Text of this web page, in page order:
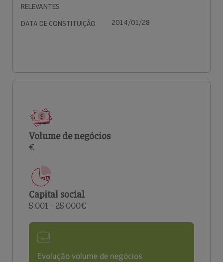
RELEVANTES
DATA DE CONSTITUIÇÃO 2014/01/28
Volume de negócios
€
Capital social
5.001 - 25.000€
Evolução volume de negócios